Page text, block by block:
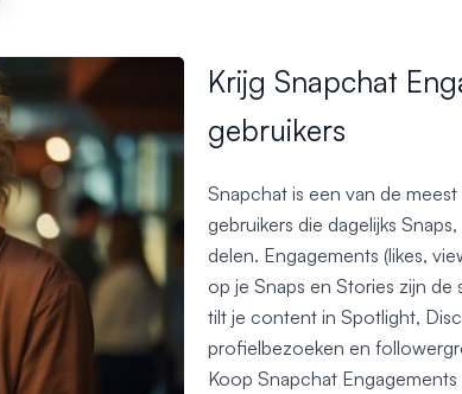
Krijg Snapchat
gebruikers
Snapchat is een van de
gebruikers die dagelijks
delen. Engagements (likes,
op je Snaps en Stories zijn
tilt je content in Spotlight,
profielbezoeken en
Koop Snapchat